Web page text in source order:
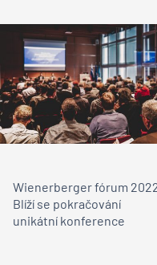
Wienerberger fórum
Blíží se pokračování
unikátní konference